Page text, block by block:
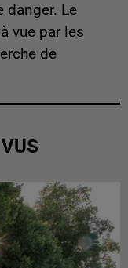
danger. Le
vue par les
de